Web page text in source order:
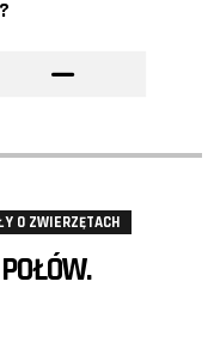
O ZWIERZĘTACH